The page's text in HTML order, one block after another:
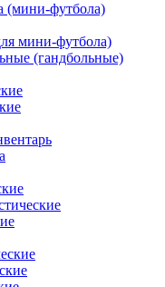
(мини-футбола)
мини-футбола)
(гандбольные)